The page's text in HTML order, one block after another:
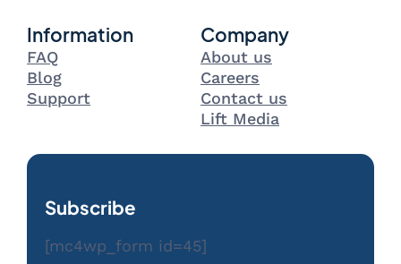
Information
FAQ
Blog
Support
Company
About us
Careers
Contact us
Lift Media
Subscribe
[mc4wp_form id=45]